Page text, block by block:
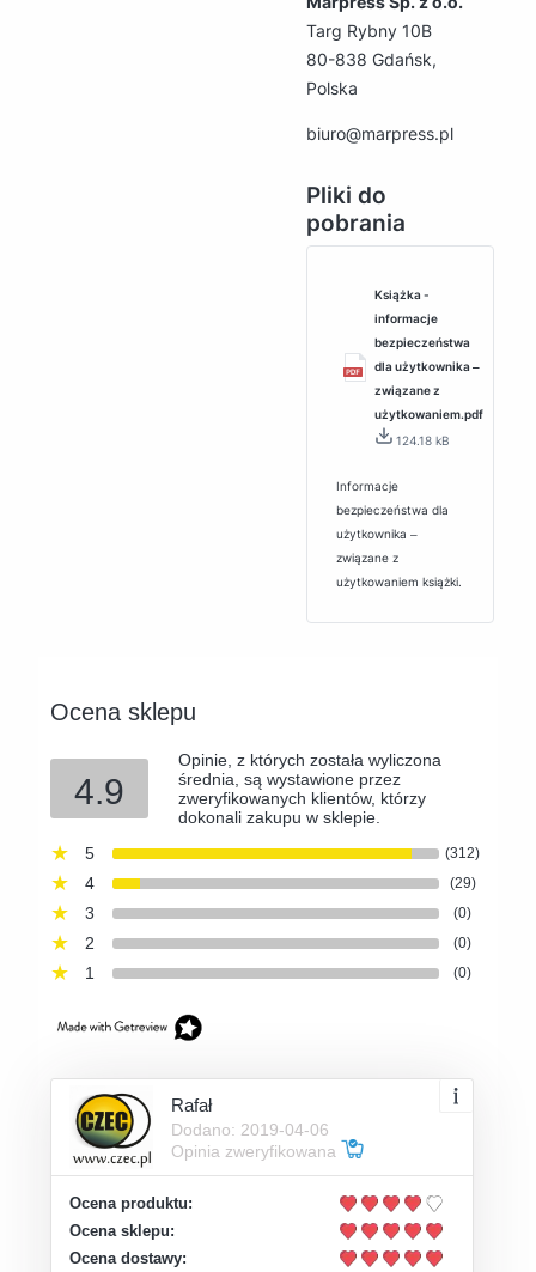
Targ Rybny 10B
80-838 Gdańsk,
Polska
biuro@marpress.pl
Pliki do
pobrania
Książka -
informacje
bezpieczeństwa
dla użytkownika ‒
związane z
użytkowaniem.pdf
124.18 kB
Informacje
bezpieczeństwa dla
użytkownika ‒
związane z
użytkowaniem książki.
Ocena sklepu
4.9
Opinie, z których została wyliczona
średnia, są wystawione przez
zweryfikowanych klientów, którzy
dokonali zakupu w sklepie.
5
(312)
4 (29)
3 (0)
2 (0)
1 (0)
Rafał
Dodano: 2019-04-06
Opinia zweryfikowana
Ocena produktu:
Ocena sklepu:
Ocena dostawy: